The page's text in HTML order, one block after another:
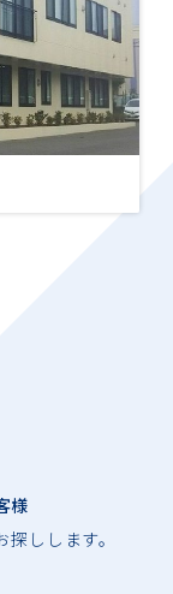
様
しします。